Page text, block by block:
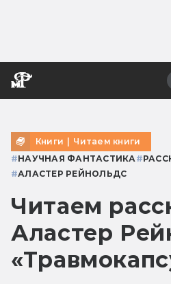
Книги | Читаем книги
#НАУЧНАЯ ФАНТАСТИКА #
#АЛАСТЕР РЕЙНОЛЬДС
Читаем
Аластер